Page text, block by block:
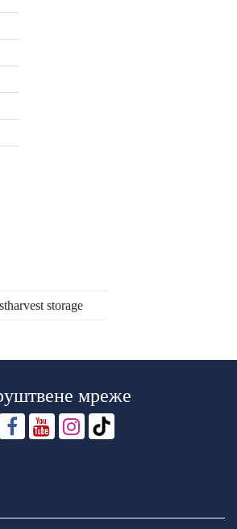
storage
мреже